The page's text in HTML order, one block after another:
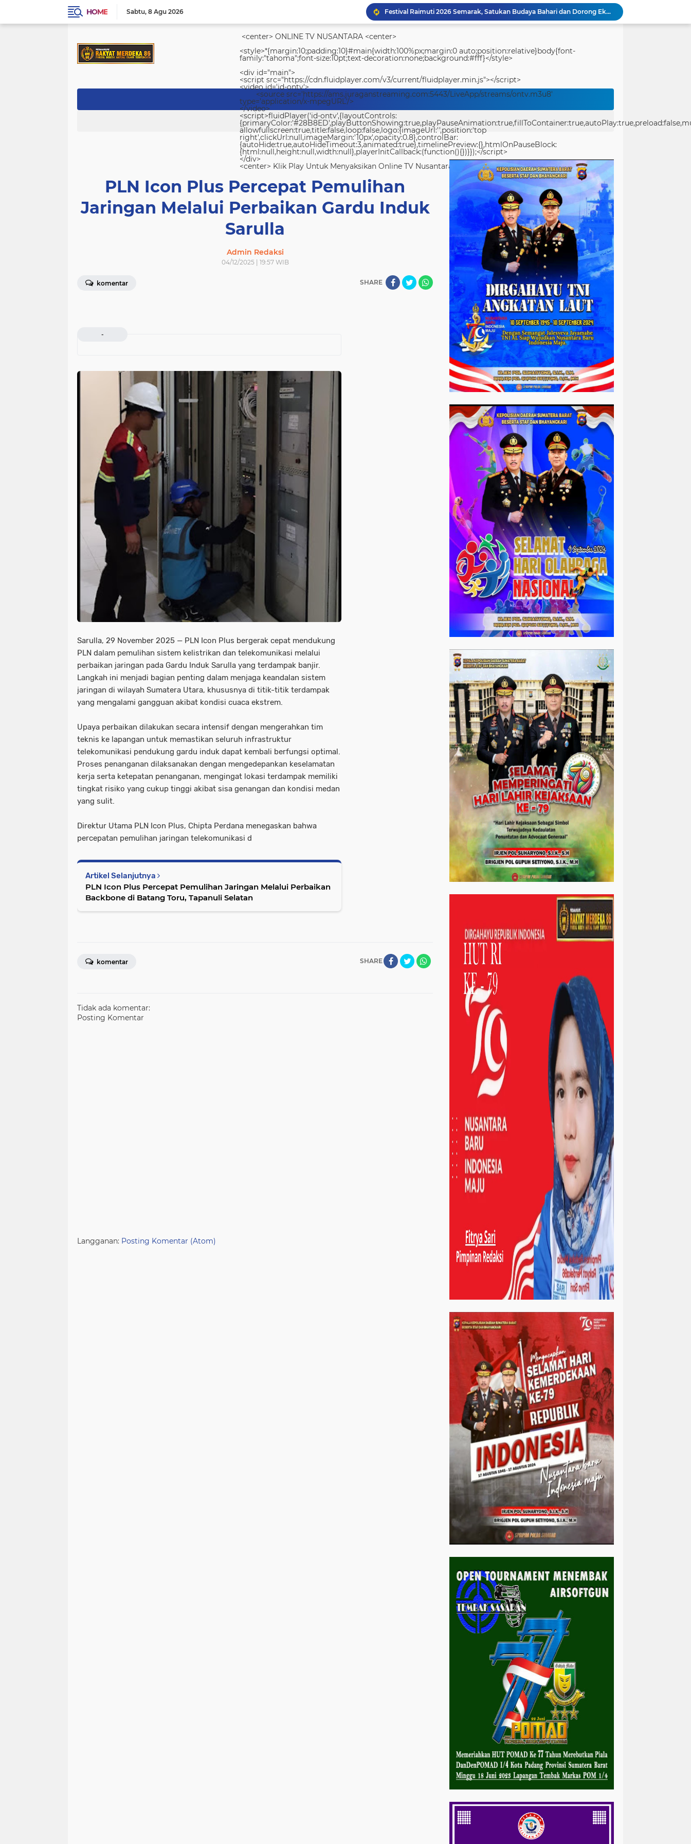
HOME Sabtu 8 Agu 2026
KRI Teluk Kendari-518 Hadir di Padang, Masyarakat Bisa Kunjungi Kapal Perang TNI AL Gratis
Ditlantas Polda Sumbar Tegaskan Komitmen Dukung HJK Padang ke-357, Utamakan Keselamatan Masyarakat
Lapas Kelas IIA Padang Ucapkan Selamat Hari Jadi Kota Padang ke-357
TMMD Ke-129 Gelar Penyuluhan Wasbang & Hukum, Tanamkan Kesadaran Berbangsa serta Taat Aturan di Kampung Sesor
Festival Raimuti 2026 Semarak, Satukan Budaya Bahari dan Dorong Ekonomi Masyarakat
<center> ONLINE TV NUSANTARA <center>
<style>*{margin:10;padding:10}#main{width:100%px;margin:0 auto;position:relative}body{font-
family:"tahoma";font-size:10pt;text-decoration:none;background:#fff}</style>
<div id="main">
<script src="https://cdn.fluidplayer.com/v3/current/fluidplayer.min.js"></script>
<video id='id-ontv'>
<source src='https://ams.juraganstreaming.com:5443/LiveApp/streams/ontv.m3u8'
type='application/x-mpegURL'/>
</video>
<script>fluidPlayer('id-ontv',{layoutControls:
allowfullscreen:true,title:false,loop:false,logo:{imageUrl:'',position:'top
right',clickUrl:null,imageMargin:'10px',opacity:0.8},controlBar:
{autoHide:true,autoHideTimeout:3,animated:true},timelinePreview:{},htmlOnPauseBlock:
{html:null,height:null,width:null},playerInitCallback:(function(){})}});</script>
</div>
<center> Klik Play Untuk Menyaksikan Online TV Nusantara <center>
PLN Icon Plus Percepat Pemulihan
Jaringan Melalui Perbaikan Gardu Induk
Sarulla
Admin Redaksi
04/12/2025 | 19:57 WIB
komentar SHARE
-
Sarulla, 29 November 2025 — PLN Icon Plus bergerak cepat mendukung
PLN dalam pemulihan sistem kelistrikan dan telekomunikasi melalui
perbaikan jaringan pada Gardu Induk Sarulla yang terdampak banjir.
Langkah ini menjadi bagian penting dalam menjaga keandalan sistem
jaringan di wilayah Sumatera Utara, khususnya di titik-titik terdampak
yang mengalami gangguan akibat kondisi cuaca ekstrem.
Upaya perbaikan dilakukan secara intensif dengan mengerahkan tim
teknis ke lapangan untuk memastikan seluruh infrastruktur
telekomunikasi pendukung gardu induk dapat kembali berfungsi optimal.
Proses penanganan dilaksanakan dengan mengedepankan keselamatan
kerja serta ketepatan penanganan, mengingat lokasi terdampak memiliki
tingkat risiko yang cukup tinggi akibat sisa genangan dan kondisi medan
yang sulit.
Direktur Utama PLN Icon Plus, Chipta Perdana menegaskan bahwa
percepatan pemulihan jaringan telekomunikasi d
Artikel Selanjutnya
PLN Icon Plus Percepat Pemulihan Jaringan Melalui Perbaikan
Backbone di Batang Toru, Tapanuli Selatan
SHARE
komentar
Tidak ada komentar:
Posting Komentar
Langganan: Posting Komentar (Atom)